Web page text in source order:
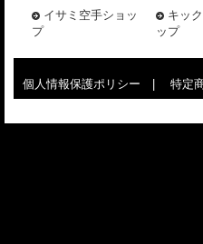
イサミ空手ショッ
プ
キッ
ップ
個人情報保護ポリシー 特定